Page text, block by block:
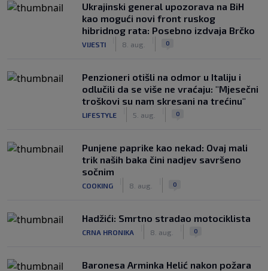
Ukrajinski general upozorava na BiH
kao mogući novi front ruskog
hibridnog rata: Posebno izdvaja Brčko
VIJESTI 8. aug. 0
Penzioneri otišli na odmor u Italiju i
odlučili da se više ne vraćaju: "Mjesečni
troškovi su nam skresani na trećinu"
LIFESTYLE 5. aug. 0
Punjene paprike kao nekad: Ovaj mali
trik naših baka čini nadjev savršeno
sočnim
COOKING 8. aug. 0
Hadžići: Smrtno stradao motociklista
CRNA HRONIKA 8. aug. 0
Baronesa Arminka Helić nakon požara